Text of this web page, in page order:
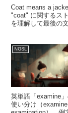
Coat means a
"coat" に関するス
を理解して最後の
NGSL
英単語「examine
使い分け（